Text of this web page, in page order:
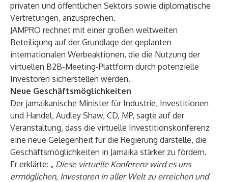
privaten und öffentlichen Sektors sowie diplomatische
Vertretungen, anzusprechen.
JAMPRO rechnet mit einer großen weltweiten
Beteiligung auf der Grundlage der geplanten
internationalen Werbeaktionen, die die Nutzung der
virtuellen B2B-Meeting-Plattform durch potenzielle
Investoren sicherstellen werden.
Neue Geschäftsmöglichkeiten
Der jamaikanische Minister für Industrie, Investitionen
und Handel, Audley Shaw, CD, MP, sagte auf der
Veranstaltung, dass die virtuelle Investitionskonferenz
eine neue Gelegenheit für die Regierung darstelle, die
Geschäftsmöglichkeiten in Jamaika stärker zu fördern.
Er erklärte: „ Diese virtuelle Konferenz wird es uns
ermöglichen, Investoren in aller Welt zu erreichen und